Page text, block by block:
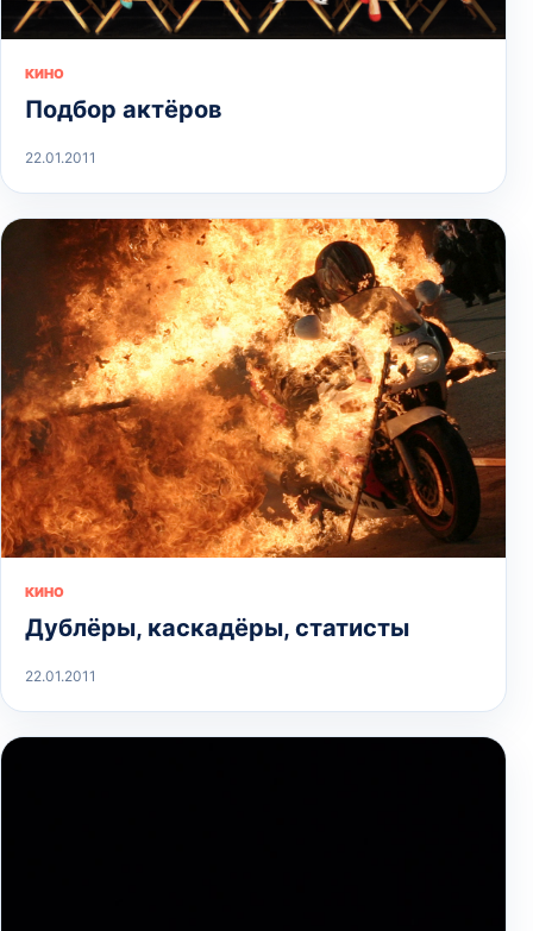
КИНО
Подбор актёров
22.01.2011
КИНО
Дублёры, каскадёры, статисты
22.01.2011